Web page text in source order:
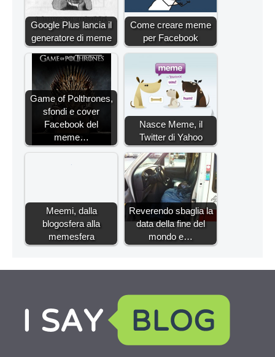
Google Plus lancia il
generatore di meme
Come creare meme
per Facebook
Game of Polthrones,
sfondi e cover
Facebook del
meme…
Nasce Meme, il
Twitter di Yahoo
Meemi, dalla
blogosfera alla
memesfera
Reverendo sbaglia la
data della fine del
mondo e…